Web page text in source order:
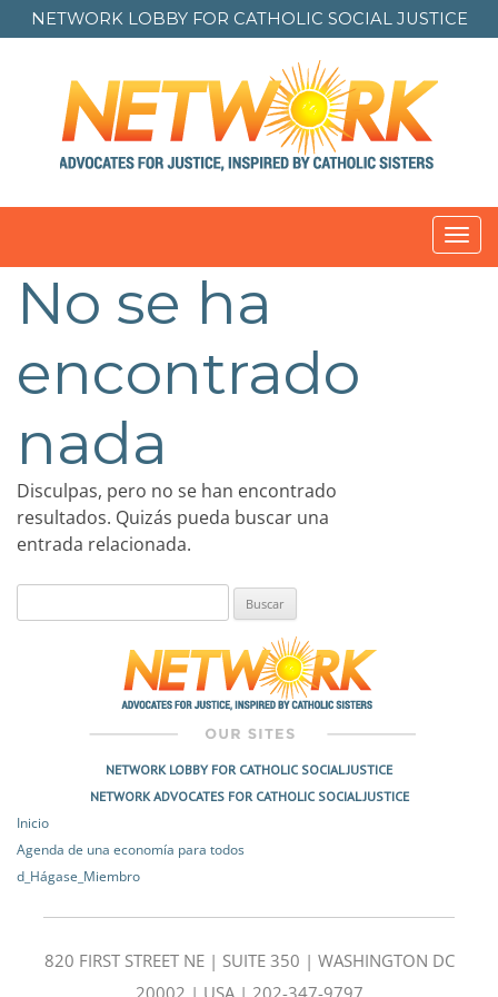
NETWORK LOBBY FOR CATHOLIC SOCIAL JUSTICE
No se ha
encontrado
nada
Disculpas, pero no se han encontrado
resultados. Quizás pueda buscar una
entrada relacionada.
NETWORK LOBBY FOR CATHOLIC SOCIAL JUSTICE
NETWORK ADVOCATES FOR CATHOLIC SOCIAL JUSTICE
Inicio
Agenda de una economía para todos
d_Hágase_Miembro
820 FIRST STREET NE | SUITE 350 | WASHINGTON DC
20002 | USA | 202-347-9797